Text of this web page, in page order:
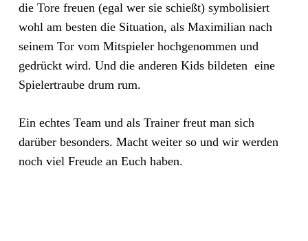
die Tore freuen (egal wer sie schießt) symbolisiert
wohl am besten die Situation, als Maximilian nach
seinem Tor vom Mitspieler hochgenommen und
gedrückt wird. Und die anderen Kids bildeten eine
Spielertraube drum rum.
Ein echtes Team und als Trainer freut man sich
darüber besonders. Macht weiter so und wir werden
noch viel Freude an Euch haben.